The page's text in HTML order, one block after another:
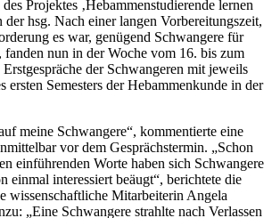
Projektes ‚Hebammenstudierende lernen
der hsg. Nach einer langen Vorbereitungszeit,
es war, genügend Schwangere für
fanden nun in der Woche vom 16. bis zum
der Schwangeren mit jeweils
ersten Semesters der Hebammenkunde in der
meine Schwangere“, kommentierte eine
vor dem Gesprächstermin. „Schon
einführenden Worte haben sich Schwangere
einmal interessiert beäugt“, berichtete die
wissenschaftliche Mitarbeiterin Angela
„Eine Schwangere strahlte nach Verlassen